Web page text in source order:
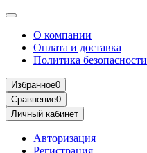
О компании
Оплата и доставка
Политика безопасности
Избранное0
Сравнение0
Личный кабинет
Авторизация
Регистрация